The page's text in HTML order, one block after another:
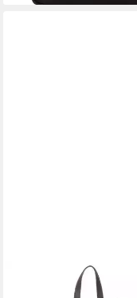
THE CHESTERFIELD BRAND
Rucksack Amanda, Leder